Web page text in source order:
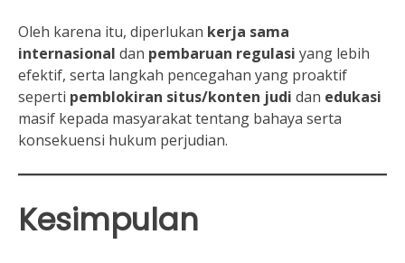
Oleh karena itu, diperlukan kerja sama
internasional dan pembaruan regulasi yang lebih
efektif, serta langkah pencegahan yang proaktif
seperti pemblokiran situs/konten judi dan edukasi
masif kepada masyarakat tentang bahaya serta
konsekuensi hukum perjudian.
Kesimpulan